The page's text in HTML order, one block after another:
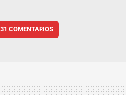
31 COMENTARIOS